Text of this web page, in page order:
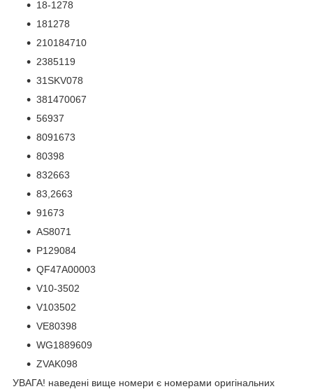
18-1278
181278
210184710
2385119
31SKV078
381470067
56937
8091673
80398
832663
83,2663
91673
AS8071
P129084
QF47A00003
V10-3502
V103502
VE80398
WG1889609
ZVAK098
УВАГА! наведені вище номери є номерами оригінальних